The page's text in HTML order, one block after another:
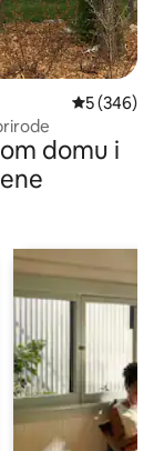
Prosečna
5 (346)
domu i